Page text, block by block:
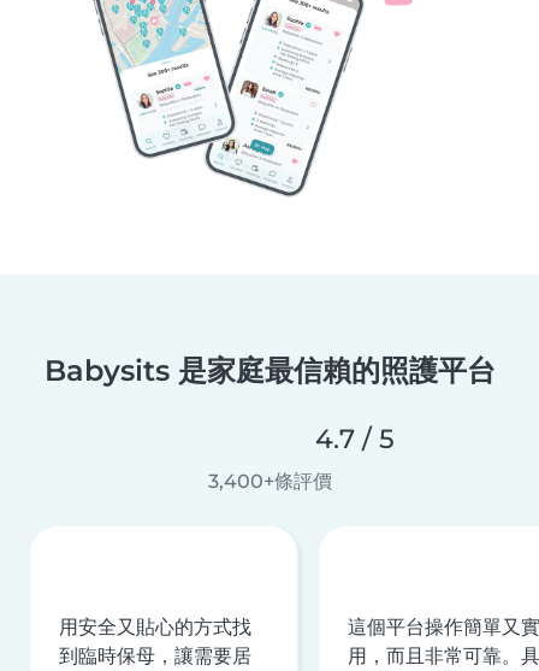
Babysits 是家庭最信賴的照護平台
4.7 / 5
3,400+條評價
用安全又貼心的方式找
到臨時保母，讓需要居
這個平台操作簡單又實
用，而且非常可靠。具